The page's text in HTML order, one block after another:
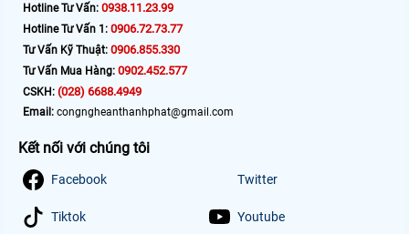
Hotline Tư Vấn: 0938.11.23.99
Hotline Tư Vấn 1: 0906.72.73.77
Tư Vấn Kỹ Thuật: 0906.855.330
Tư Vấn Mua Hàng: 0902.452.577
CSKH: (028) 6688.4949
Email: congngheanthanhphat@gmail.com
Kết nối với chúng tôi
Facebook Twitter
Tiktok Youtube